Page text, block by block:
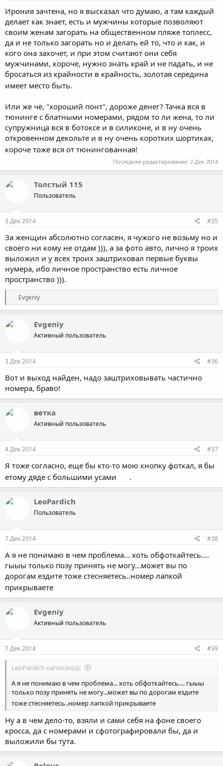
Ирония зачтена, но я высказал что думаю, а там каждый
делает как знает, есть и мужчины которые позволяют
своим женам загорать на общественном пляже топлесс,
да и не только загорать но и делать ей то, что и как, и
кого она захочет, и при этом считают они себя
мужчинами, короче, нужно знать край и не падать, и не
бросаться из крайности в крайность, золотая середина
имеет место быть.
Или же чё, "хороший понт", дороже денег? Тачка вся в
тюнинге с блатными номерами, рядом то ли жена, то ли
супружница вся в ботоксе и в силиконе, и в ну очень
откровенном декольте и в ну очень коротких шортиках,
короче тоже вся от тюнингованная!
Последнее редактирование: 2 Дек 2014
Толстый 115
Пользователь
3 Дек 2014 #35
За женщин абсолютно согласен, я чужого не возьму но и
своего ни кому не отдам ))), а за фото авто, лично я троих
выложил и у всех троих заштриховал первые буквы
нумера, ибо личное пространство есть личное
пространство ))).
Р
е
а
:
Evgeniy
Evgeniy
Активный пользователь
3 Дек 2014 #36
Вот и выход найден, надо заштриховывать частично
номера, браво!
ветка
Активный пользователь
4 Дек 2014 #37
Я тоже согласно, еще бы кто-то мою кнопку фоткал, я бы
етому дяде с большими усами
.
LeoPardich
Пользователь
7 Дек 2014 #38
А я не понимаю в чем проблема... хоть обфоткайтесь....
гыыы только позу принять не могу...может вы по
дорогам ездите тоже стесняетесь..номер лапкой
прикрываете
Evgeniy
Активный пользователь
7 Дек 2014 #39
LeoPardich написал(а):
А я не понимаю в чем проблема... хоть обфоткайтесь.... гыыы
только позу принять не могу...может вы по дорогам ездите
тоже стесняетесь..номер лапкой прикрываете
Ну а в чем дело-то, взяли и сами себя на фоне своего
кросса, да с номерами и сфотографировали бы, да и
выложили бы тута.